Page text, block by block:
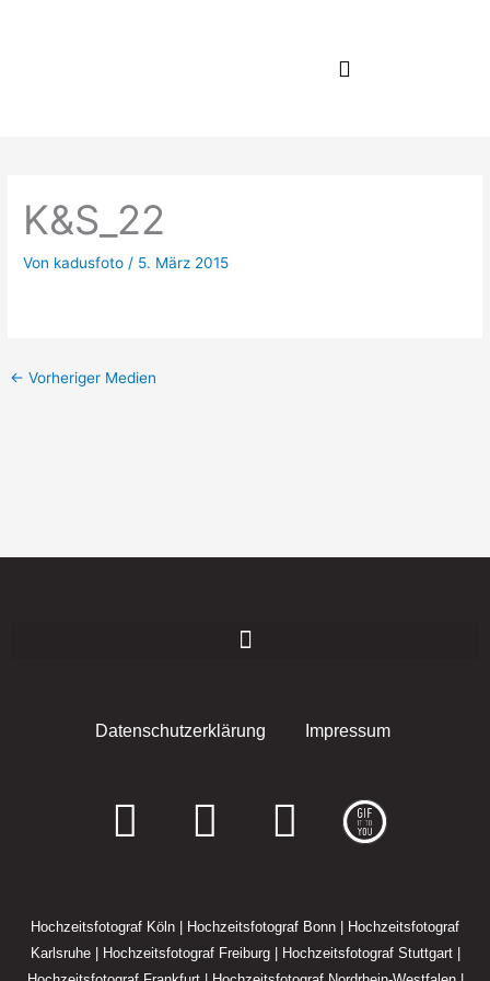
K&S_22
Von kadusfoto / 5. März 2015
← Vorheriger Medien
Datenschutzerklärung Impressum
F
c
e
I
s
t
E
v
e
Hochzeitsfotograf Köln Hochzeitsfotograf Bonn
Hochzeitsfotograf
Karlsruhe| Hochzeitsfotograf Freiburg| Hochzeitsfotograf Stuttgart|